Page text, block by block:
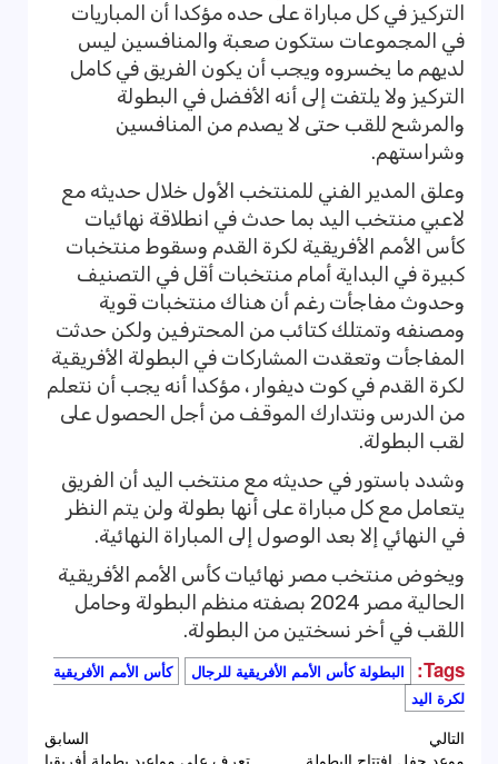
التركيز في كل مباراة على حده مؤكدا أن المباريات
في المجموعات ستكون صعبة والمنافسين ليس
لديهم ما يخسروه ويجب أن يكون الفريق في كامل
التركيز ولا يلتفت إلى أنه الأفضل في البطولة
والمرشح للقب حتى لا يصدم من المنافسين
وشراستهم.
وعلق المدير الفني للمنتخب الأول خلال حديثه مع
لاعبي منتخب اليد بما حدث في انطلاقة نهائيات
كأس الأمم الأفريقية لكرة القدم وسقوط منتخبات
كبيرة في البداية أمام منتخبات أقل في التصنيف
وحدوث مفاجأت رغم أن هناك منتخبات قوية
ومصنفه وتمتلك كتائب من المحترفين ولكن حدثت
المفاجأت وتعقدت المشاركات في البطولة الأفريقية
لكرة القدم في كوت ديفوار ، مؤكدا أنه يجب أن نتعلم
من الدرس ونتدارك الموقف من أجل الحصول على
لقب البطولة.
وشدد باستور في حديثه مع منتخب اليد أن الفريق
يتعامل مع كل مباراة على أنها بطولة ولن يتم النظر
في النهائي إلا بعد الوصول إلى المباراة النهائية.
ويخوض منتخب مصر نهائيات كأس الأمم الأفريقية
الحالية مصر 2024 بصفته منظم البطولة وحامل
اللقب في أخر نسختين من البطولة.
Tags: البطولة كأس الأمم الأفريقية للرجال
كأس الأمم الأفريقية
لكرة اليد
تصفّح
السابق
تعرف على مواعيد بطولة أفريقيا
التالي
موعد حفل افتتاح البطولة